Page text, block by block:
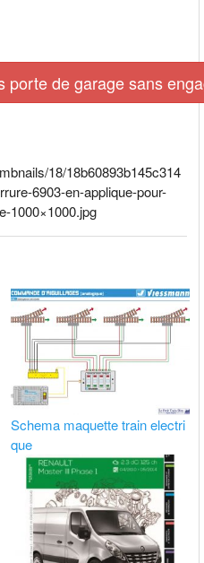
porte de garage sans
18/18b60893b145c314
6903-en-applique-pour-
1000×1000.jpg
Schema maquette train electri
que